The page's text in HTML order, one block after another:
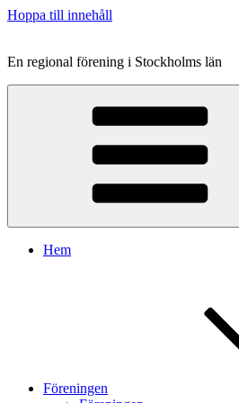
Hoppa till innehåll
En regional förening i Stockholms län
Hem
Föreningen